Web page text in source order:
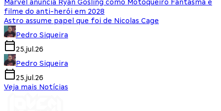
Marvel anuncia Ryan Gosling como Motoqueiro Fantasma e
filme do anti-herói em 2028
Astro assume papel que foi de Nicolas Cage
Pedro Siqueira
25.jul.26
Pedro Siqueira
25.jul.26
Veja mais Notícias